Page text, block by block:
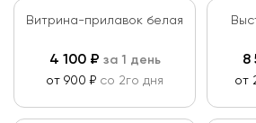
Витрина-прилавок белая
4 100₽ за 1 день
от 900 ₽ со 2го дня
8
от